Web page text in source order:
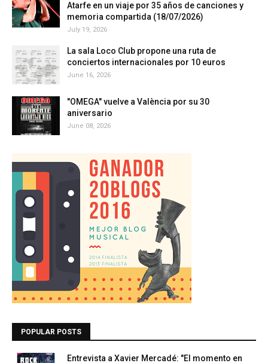
Atarfe en un viaje por 35 años de canciones y
memoria compartida (18/07/2026)
July 19, 2026
La sala Loco Club propone una ruta de
conciertos internacionales por 10 euros
June 16, 2026
"OMEGA" vuelve a València por su 30
aniversario
June 08, 2026
POPULAR POSTS
Entrevista a Xavier Mercadé: "El momento en